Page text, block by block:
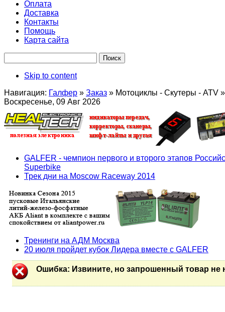
Оплата
Доставка
Контакты
Помощь
Карта сайта
Skip to content
Навигация: Галфер » Заказ » Мотоциклы - Скутеры - ATV »
Воскресенье, 09 Авг 2026
GALFER - чемпион первого и второго этапов
Superbike
Трек дни на Moscow Raceway 2014
Тренинги на АДМ Москва
20 июля пройдет кубок Лидера вместе с GALFER
Ошибка: Извините, но запрошенный товар не